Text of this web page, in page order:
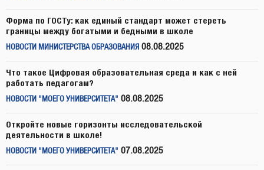
Форма по ГОСТу: как единый стандарт может стереть
границы между богатыми и бедными в школе
НОВОСТИ МИНИСТЕРСТВА ОБРАЗОВАНИЯ 08.08.2025
Что такое Цифровая образовательная среда и как с ней
работать педагогам?
НОВОСТИ "МОЕГО УНИВЕРСИТЕТА" 08.08.2025
Откройте новые горизонты исследовательской
деятельности в школе!
НОВОСТИ "МОЕГО УНИВЕРСИТЕТА" 07.08.2025